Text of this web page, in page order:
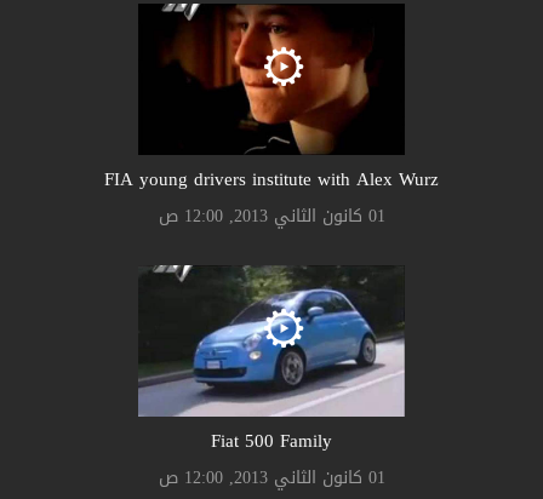
FIA young drivers institute with Alex Wurz
01 كانون الثاني 2013, 12:00 ص
Fiat 500 Family
01 كانون الثاني 2013, 12:00 ص